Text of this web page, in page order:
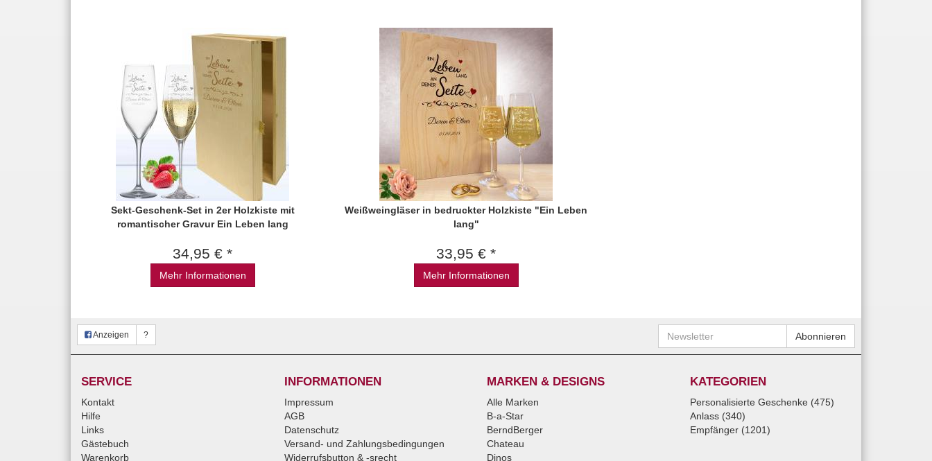
Sekt-Geschenk-Set in 2er Holzkiste mit
romantischer Gravur Ein Leben lang
34,95 € *
Mehr Informationen
Weißweingläser in bedruckter Holzkiste "Ein Leben
lang"
33,95 € *
Mehr Informationen
Anzeigen ? Newsletter Abonnieren
SERVICE
Kontakt
Hilfe
Links
Gästebuch
Warenkorb
INFORMATIONEN
Impressum
AGB
Datenschutz
Versand- und Zahlungsbedingungen
Widerrufsbutton & -srecht
MARKEN & DESIGNS
Alle Marken
B-a-Star
BerndBerger
Chateau
Dinos
KATEGORIEN
Personalisierte Geschenke (475)
Anlass (340)
Empfänger (1201)